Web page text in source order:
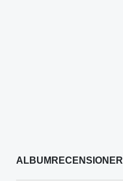
ALBUMRECENSIONER